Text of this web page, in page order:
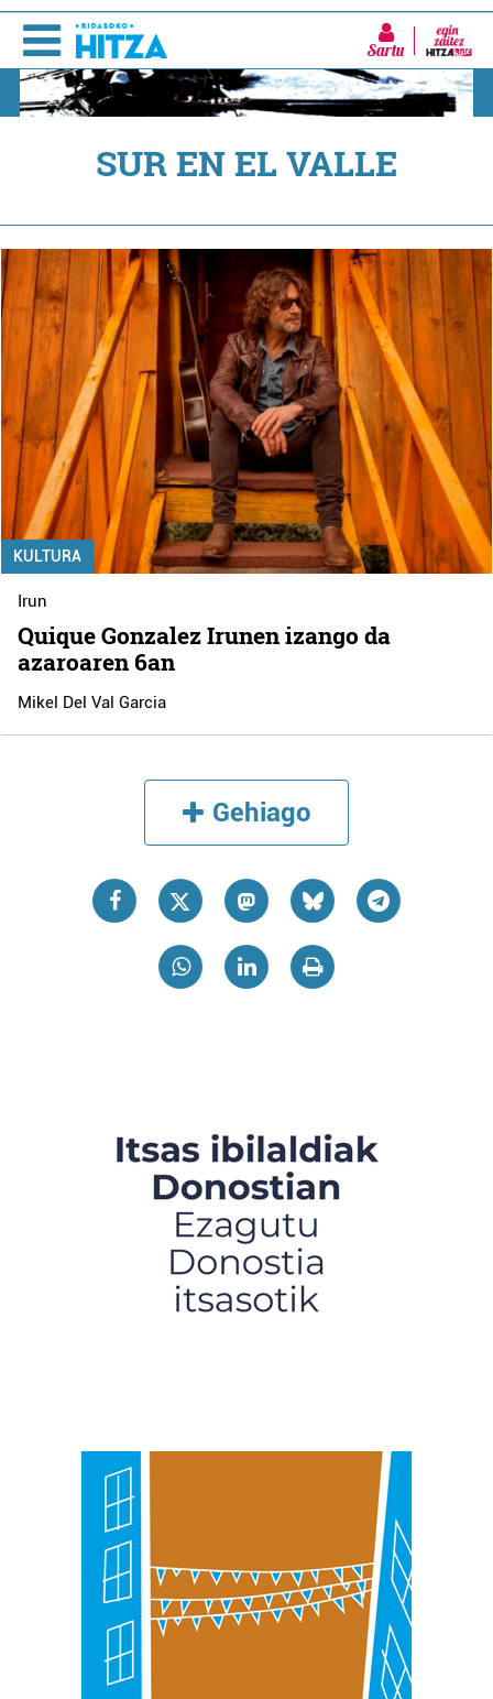
Sartu
SUR EN EL VALLE
KULTURA
Irun
Quique Gonzalez Irunen izango da
azaroaren 6an
Mikel Del Val Garcia
Gehiago